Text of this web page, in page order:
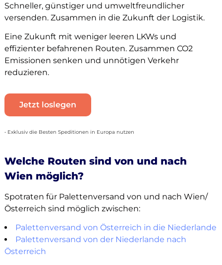
Schneller, günstiger und umweltfreundlicher
versenden. Zusammen in die Zukunft der Logistik.
Eine Zukunft mit weniger leeren LKWs und
effizienter befahrenen Routen. Zusammen CO2
Emissionen senken und unnötigen Verkehr
reduzieren.
Jetzt loslegen
• Exklusiv die Besten Speditionen in Europa nutzen
Welche Routen sind von und nach
Wien möglich?
Spotraten für Palettenversand von und nach Wien/
Österreich sind möglich zwischen:
Palettenversand von Österreich in die Niederlande
Palettenversand von der Niederlande nach
Österreich